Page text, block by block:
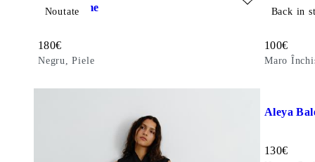
Livia Cizme
Noutate
Preț:
180€
Negru, Piele
Hermine
Back in
Preț:
100€
Maro
Aleya
Preț:
130€
Adăugați